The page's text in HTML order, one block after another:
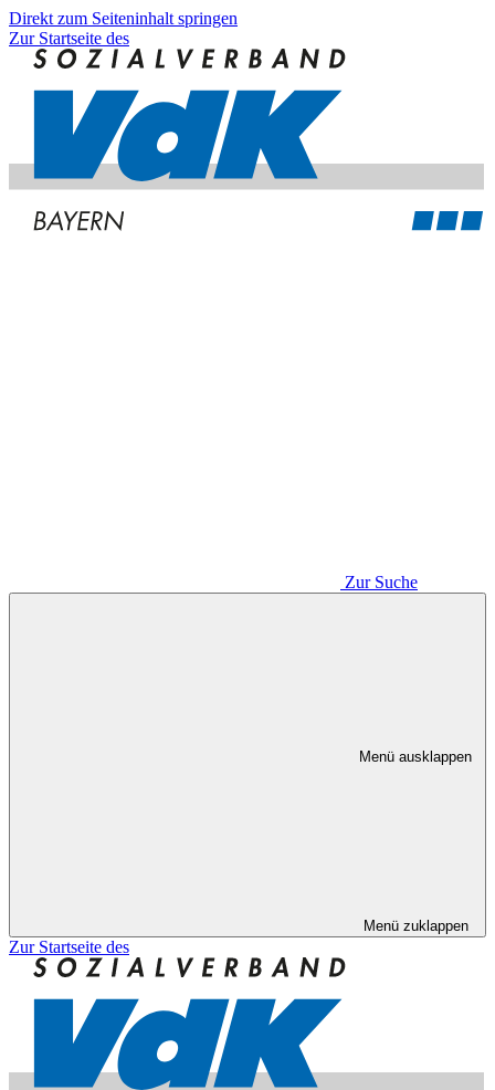
Direkt zum Seiteninhalt springen
Zur Startseite des
Zur Suche
Menü ausklappen
Menü zuklappen
Zur Startseite des